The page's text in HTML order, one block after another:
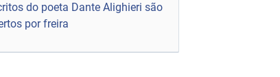
do poeta Dante Alighieri são
por freira